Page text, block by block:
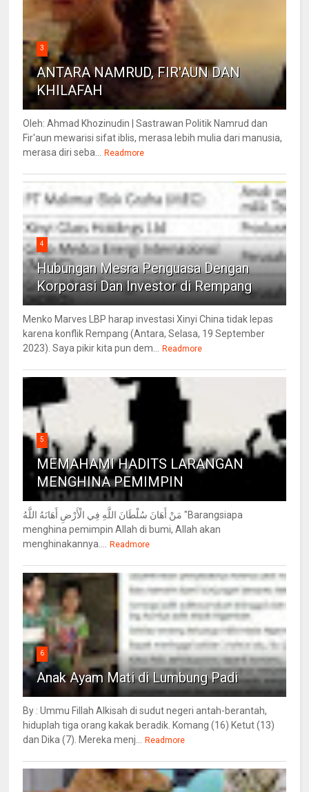
3
ANTARA NAMRUD, FIR'AUN DAN
KHILAFAH
Oleh: Ahmad Khozinudin | Sastrawan Politik Namrud dan
Fir'aun mewarisi sifat iblis, merasa lebih mulia dari manusia,
merasa diri seba... Readmore
4
Hubungan Mesra Penguasa Dengan
Korporasi Dan Investor di Rempang
Menko Marves LBP harap investasi Xinyi China tidak lepas
karena konflik Rempang (Antara, Selasa, 19 September
2023). Saya pikir kita pun dem... Readmore
5
MEMAHAMI HADITS LARANGAN
MENGHINA PEMIMPIN
مَنْ أَهَانَ سُلْطَانَ اللَّهِ فِي الْأَرْضِ أَهَانَهُ اللَّهُ "Barangsiapa
menghina pemimpin Allah di bumi, Allah akan
menghinakannya.... Readmore
6
Anak Ayam Mati di Lumbung Padi
By : Ummu Fillah Alkisah di sudut negeri antah-berantah,
hiduplah tiga orang kakak beradik. Komang (16) Ketut (13)
dan Dika (7). Mereka menj... Readmore